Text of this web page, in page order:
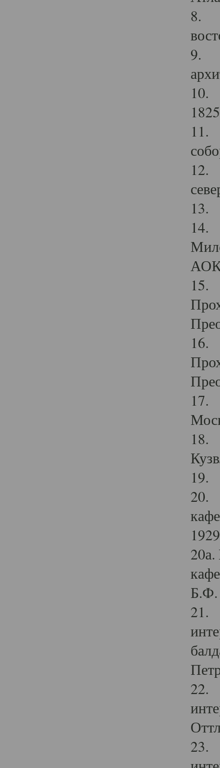
8.
9.
10.
11.
12.
13.
14.
15.
16.
17.
18.
19.
20.
Б.Ф.
21.
22.
23.